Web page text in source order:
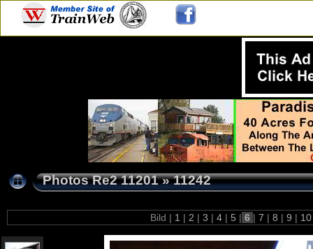
Photos Re2 11201»11242
Bild | 1 | 2 | 3 | 4 | 5 | 6 | 7 | 8 | 9 |